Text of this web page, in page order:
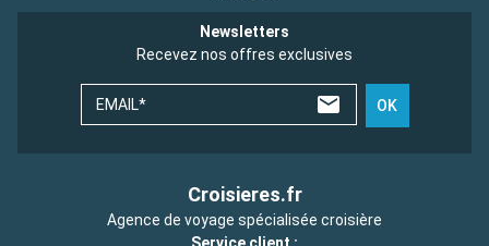
Newsletters
Recevez nos offres exclusives
EMAIL* OK
Croisieres.fr
Agence de voyage spécialisée croisière